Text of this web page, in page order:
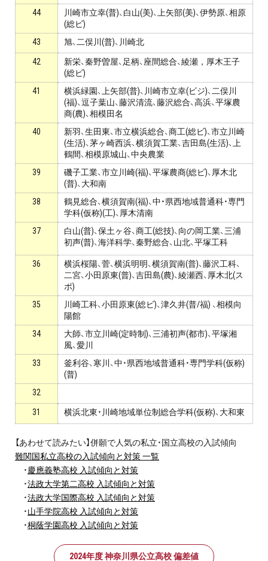
44
川崎市立幸(普)、白山(美)、上矢部(美)、伊勢原、相原
(総ビ)
43
旭、二俣川(普)、川崎北
42
新栄、秦野曽屋、足柄、座間総合、綾瀬，厚木王子
(総ビ)
41
横浜緑園、上矢部(普)、川崎市立幸(ビジ)、二俣川
(福)、逗子葉山、藤沢清流、藤沢総合、高浜、平塚農
商(農)、相模田名
40
新羽、生田東、市立横浜総合、商工(総ビ)、市立川崎
(生活)、茅ヶ崎西浜、横須賀工業、吉田島(生活)、上
鶴間、相模原城山、中央農業
39
磯子工業、市立川崎(福)、平塚農商(総ビ)、厚木北
(普)、大和南
38
鶴見総合、横須賀南(福)、中・県西地域普通科・専門
学科(仮称)(工)、厚木清南
37
白山(普)、保土ヶ谷、商工(総技)、向の岡工業、三浦
初声(普)、海洋科学、秦野総合、山北、平塚工科
36
横浜桜陽、菅、横浜明明、横須賀南(普)、藤沢工科、
二宮、小田原東(普)、吉田島(農)、綾瀬西、厚木北(ス
ポ)
35
川崎工科、小田原東(総ビ)、津久井(普/福) 、相模向
陽館
34
大師、市立川崎(定時制)、三浦初声(都市)、平塚湘
風、愛川
33
釜利谷、寒川、中・県西地域普通科・専門学科(仮称)
(普)
32
31 横浜北東・川崎地域単位制総合学科(仮称)、大和東
【あわせて読みたい】併願で人気の私立・国立高校の入試傾向
難関国私立高校の入試傾向と対策 一覧
・慶應義塾高校 入試傾向と対策
・法政大学第二高校 入試傾向と対策
・法政大学国際高校 入試傾向と対策
・山手学院高校 入試傾向と対策
・桐蔭学園高校 入試傾向と対策
2024年度 神奈川県公立高校 偏差値